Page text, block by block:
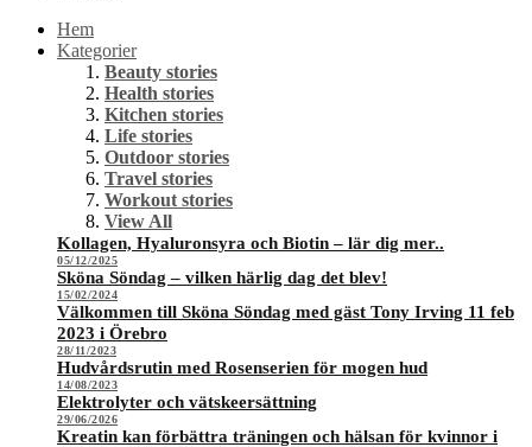
Hem
Kategorier
Beauty stories
Health stories
Kitchen stories
Life stories
Outdoor stories
Travel stories
Workout stories
View All
Kollagen, Hyaluronsyra och Biotin – lär dig mer..
05/12/2025
Sköna Söndag – vilken härlig dag det blev!
15/02/2024
Välkommen till Sköna Söndag med gäst Tony Irving 11 feb
2023 i Örebro
28/11/2023
Hudvårdsrutin med Rosenserien för mogen hud
14/08/2023
Elektrolyter och vätskeersättning
29/06/2026
Kreatin kan förbättra träningen och hälsan för kvinnor i